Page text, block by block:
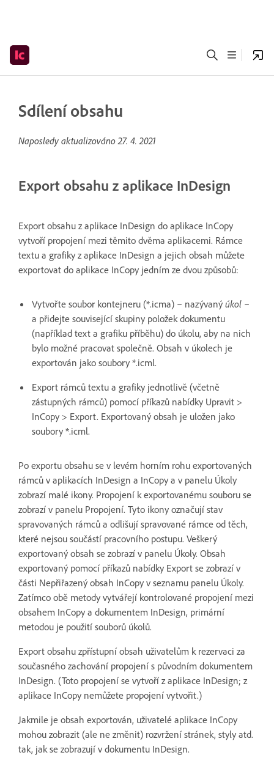
Sdílení obsahu
Naposledy aktualizováno27. 4. 2021
Export obsahu z aplikace InDesign
Export obsahu z aplikace InDesign do aplikace InCopy
vytvoří propojení mezi těmito dvěma aplikacemi. Rámce
textu a grafiky z aplikace InDesign a jejich obsah můžete
exportovat do aplikace InCopy jedním ze dvou způsobů:
Vytvořte soubor kontejneru (*.icma) – nazývaný úkol –
a přidejte související skupiny položek dokumentu
(například text a grafiku příběhu) do úkolu, aby na nich
bylo možné pracovat společně. Obsah v úkolech je
exportován jako soubory *.icml.
Export rámců textu a grafiky jednotlivě (včetně
zástupných rámců) pomocí příkazů nabídky Upravit >
InCopy > Export. Exportovaný obsah je uložen jako
soubory *.icml.
Po exportu obsahu se v levém horním rohu exportovaných
rámců v aplikacích InDesign a InCopy a v panelu Úkoly
zobrazí malé ikony. Propojení k exportovanému souboru se
zobrazí v panelu Propojení. Tyto ikony označují stav
spravovaných rámců a odlišují spravované rámce od těch,
které nejsou součástí pracovního postupu. Veškerý
exportovaný obsah se zobrazí v panelu Úkoly. Obsah
exportovaný pomocí příkazů nabídky Export se zobrazí v
části Nepřiřazený obsah InCopy v seznamu panelu Úkoly.
Zatímco obě metody vytvářejí kontrolované propojení mezi
obsahem InCopy a dokumentem InDesign, primární
metodou je použití souborů úkolů.
Export obsahu zpřístupní obsah uživatelům k rezervaci za
současného zachování propojení s původním dokumentem
InDesign. (Toto propojení se vytvoří z aplikace InDesign; z
aplikace InCopy nemůžete propojení vytvořit.)
Jakmile je obsah exportován, uživatelé aplikace InCopy
mohou zobrazit (ale ne změnit) rozvržení stránek, styly atd.
tak, jak se zobrazují v dokumentu InDesign.